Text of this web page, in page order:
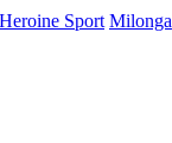
Heroine Sport Milonga